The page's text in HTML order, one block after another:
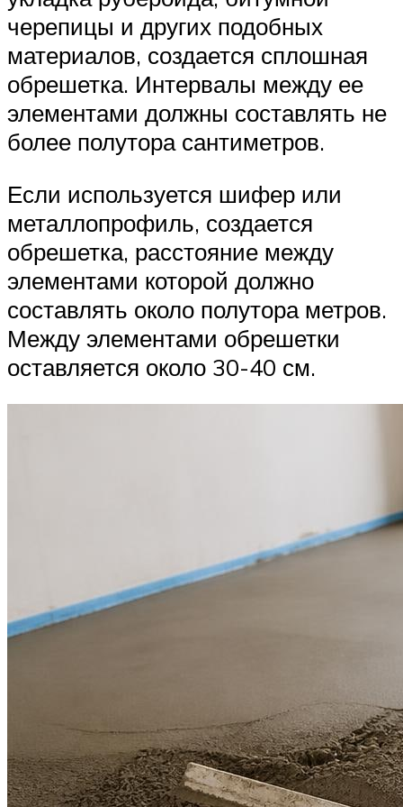
черепицы и других подобных
материалов, создается сплошная
обрешетка. Интервалы между ее
элементами должны составлять не
более полутора сантиметров.
Если используется шифер или
металлопрофиль, создается
обрешетка, расстояние между
элементами которой должно
составлять около полутора метров.
Между элементами обрешетки
оставляется около 30-40 см.